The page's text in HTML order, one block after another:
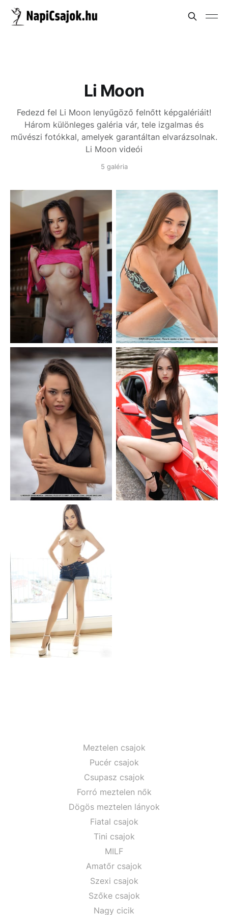
Li Moon
Fedezd fel Li Moon lenyűgöző felnőtt képgalériáit!
Három különleges galéria vár, tele izgalmas és
művészi fotókkal, amelyek garantáltan elvarázsolnak.
Li Moon videói
5 galéria
Meztelen csajok
Pucér csajok
Csupasz csajok
Forró meztelen nők
Dögös meztelen lányok
Fiatal csajok
Tini csajok
MILF
Amatőr csajok
Szexi csajok
Szőke csajok
Nagy cicik